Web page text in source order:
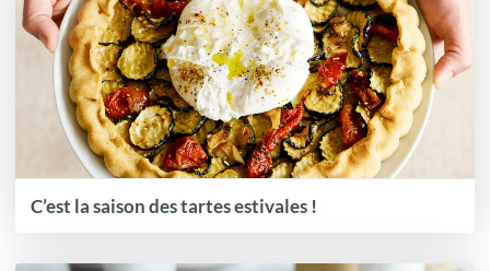
C’est la saison des tartes estivales !